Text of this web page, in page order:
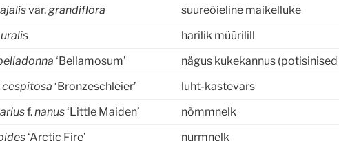
var. grandiflora
suureõieline maikelluke
harilik müürilill
‘Bellamosum’
nägus kukekannus
cespitosa ‘Bronzeschleier’
luht-kastevars
f.nanus‘Little Maiden’
nõmmnelk
‘Arctic Fire’ nurmnelk